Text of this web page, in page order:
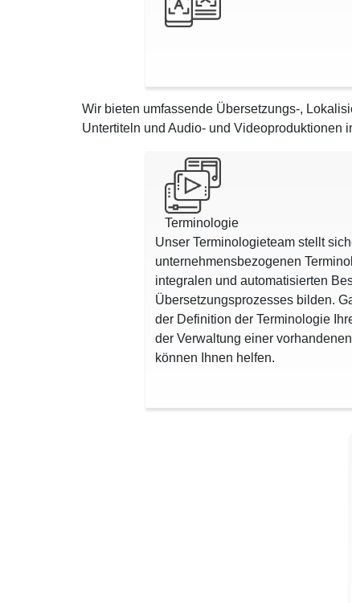
Wir bieten umfassende Übersetzungs-,
Untertiteln und Audio- und Videoproduktionen
Terminologie
Unser Terminologieteam stellt
unternehmensbezogenen
integralen und automatisierten
Übersetzungsprozesses bilden.
der Definition der Terminologie
der Verwaltung einer
können Ihnen helfen.